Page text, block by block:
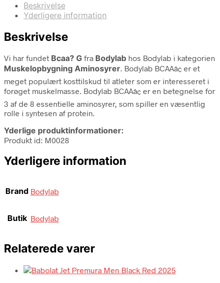
Beskrivelse
Yderligere information
Beskrivelse
Vi har fundet Bcaa? G fra Bodylab hos Bodylab i kategorien
Muskelopbygning Aminosyrer. Bodylab BCAAâ¢ er et
meget populært kosttilskud til atleter som er interesseret i
forøget muskelmasse. Bodylab BCAAâ¢ er en betegnelse for
3 af de 8 essentielle aminosyrer, som spiller en væsentlig
rolle i syntesen af protein.
Yderlige produktinformationer:
Produkt id: M0028
Yderligere information
Brand Bodylab
Butik Bodylab
Relaterede varer